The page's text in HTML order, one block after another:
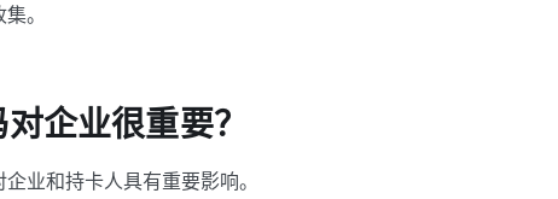
。
企业很重要？
业和持卡人具有重要影响。